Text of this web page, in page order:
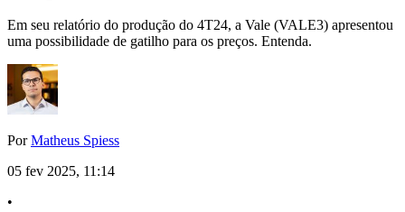
Em seu relatório do produção do 4T24, a Vale (VALE3) apresentou
uma possibilidade de gatilho para os preços. Entenda.
PorMatheus Spiess
05 fev 2025, 11:14
•